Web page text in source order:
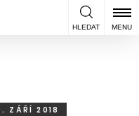
HLEDAT MENU
ZÁŘÍ 2018